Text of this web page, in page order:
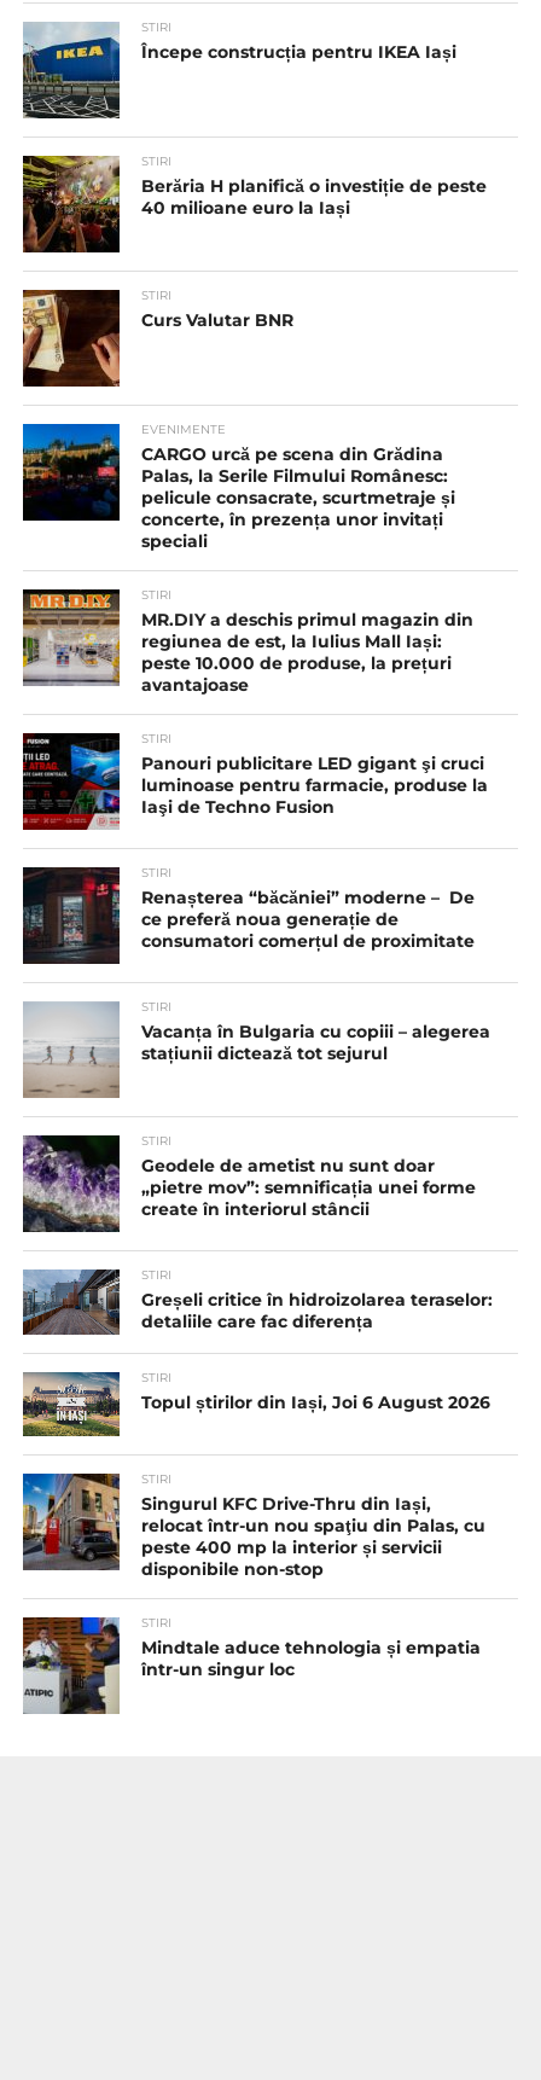
STIRI
Începe construcția pentru IKEA Iași
STIRI
Berăria H planifică o investiție de peste
40 milioane euro la Iași
STIRI
Curs Valutar BNR
EVENIMENTE
CARGO urcă pe scena din Grădina
Palas, la Serile Filmului Românesc:
pelicule consacrate, scurtmetraje și
concerte, în prezența unor invitați
speciali
STIRI
MR.DIY a deschis primul magazin din
regiunea de est, la Iulius Mall Iași:
peste 10.000 de produse, la prețuri
avantajoase
STIRI
Panouri publicitare LED gigant şi cruci
luminoase pentru farmacie, produse la
Iaşi de Techno Fusion
STIRI
Renașterea “băcăniei” moderne – De
ce preferă noua generație de
consumatori comerțul de proximitate
STIRI
Vacanța în Bulgaria cu copiii – alegerea
stațiunii dictează tot sejurul
STIRI
Geodele de ametist nu sunt doar
„pietre mov”: semnificația unei forme
create în interiorul stâncii
STIRI
Greșeli critice în hidroizolarea teraselor:
detaliile care fac diferența
STIRI
Topul știrilor din Iași, Joi 6 August 2026
STIRI
Singurul KFC Drive-Thru din Iași,
relocat într-un nou spaţiu din Palas, cu
peste 400 mp la interior și servicii
disponibile non-stop
STIRI
Mindtale aduce tehnologia și empatia
într-un singur loc